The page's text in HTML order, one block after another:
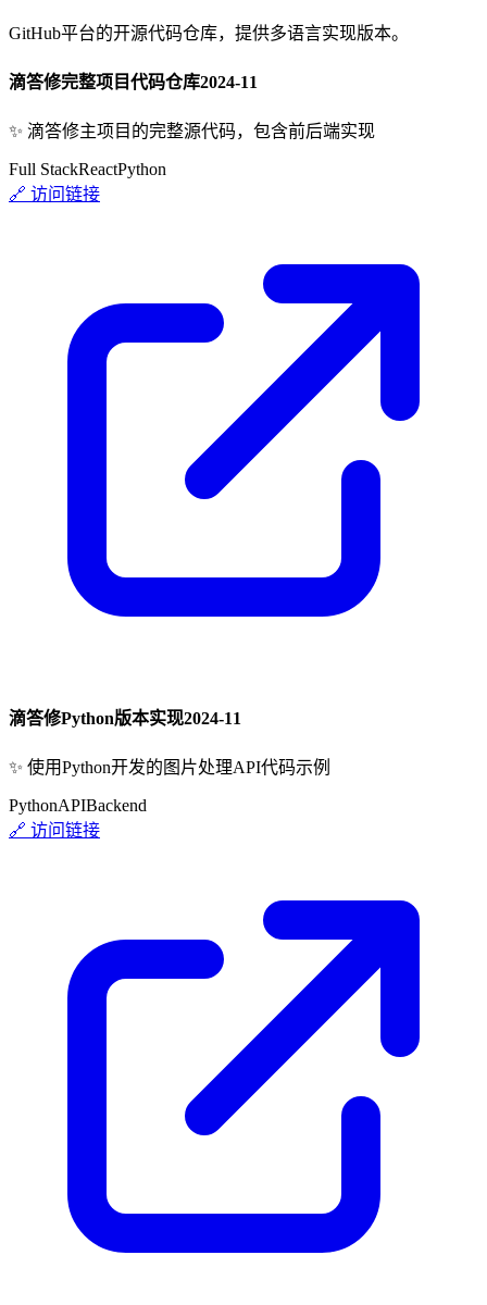
GitHub平台的开源代码仓库，提供多语言实现版本。
滴答修完整项目代码仓库2024-11
✨ 滴答修主项目的完整源代码，包含前后端实现
Full StackReactPython
🔗 访问链接
滴答修Python版本实现2024-11
✨ 使用Python开发的图片处理API代码示例
PythonAPIBackend
🔗 访问链接